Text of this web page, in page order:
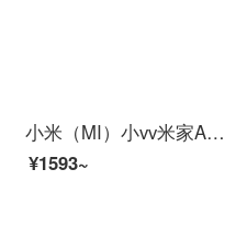
小米（MI）小vv米家APPカメラインテリジー乳児監視器ワイヤレスワイファイリモトで赤ちゃん保護器モニタイ監視泣き声警報防止カミラ小米家xiaovレインレイン赤ちゃん保護器メモリなし
¥1593~